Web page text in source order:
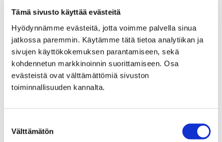
Tämä sivusto käyttää evästeitä
Hyödynnämme evästeitä, jotta voimme palvella sinua
jatkossa paremmin. Käytämme tätä tietoa analytiikan ja
sivujen käyttökokemuksen parantamiseen, sekä
kohdennetun markkinoinnin suorittamiseen. Osa
evästeistä ovat välttämättömiä sivuston
toiminnallisuuden kannalta.
valinta
Välttämätön
lukiodiplomitöitä.